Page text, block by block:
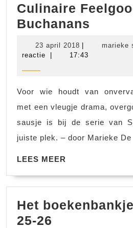
Culinaire
Buchanans
23 april 2018 23
april
| marieke
reactie
| 17:43
Voor wie houdt van
met een vleugje drama,
sausje is bij de serie van
juiste plek. – door Marieke De
LEES MEER
Het
25-26